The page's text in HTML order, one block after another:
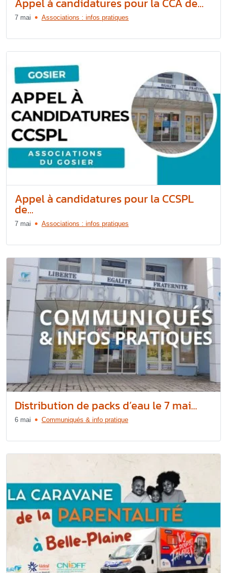
7 mai Associations : infos pratiques
Appel à candidatures pour la CCSPL
de...
7 mai Associations : infos pratiques
Distribution de packs d’eau le 7 mai...
6 mai Communiqués & info pratique